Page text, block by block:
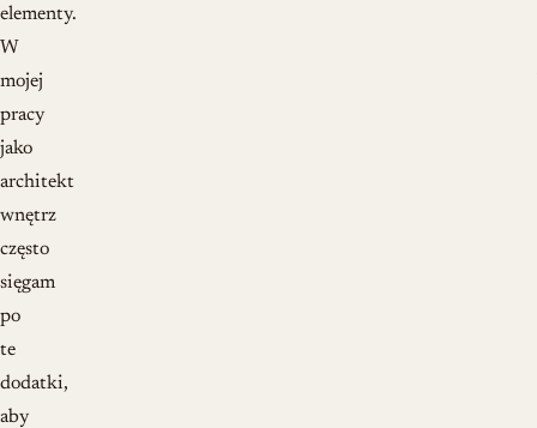
elementy.
W
mojej
pracy
jako
architekt
wnętrz
często
sięgam
po
te
dodatki,
aby